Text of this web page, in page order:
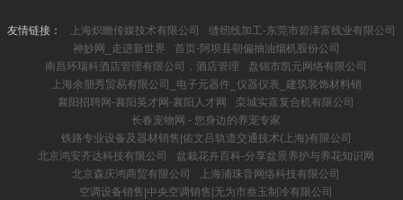
养分丰富，易于消化，适当宝宝普遍食用。
**3. 牛奶燕麦小饼** 用牛奶、燕麦片和少许鸡
蛋混杂，煎成小饼，香甜可口，提供丰富的钙
质和膳食纤维。 *
友情链接： 上海炽瞻传媒技术有限公司
缝纫线加工-东莞市碧津富线业有限公司
神妙网_走进新世界
首页-阿坝县朝偏抽油烟机股份公司
南昌环瑞科酒店管理有限公司，酒店管理
盘锦市凯元网络有限公司
上海余朋秀贸易有限公司_电子元器件_仪器仪表_建筑装饰材料销
襄阳招聘网-襄阳英才网-襄阳人才网
栾城实嘉复合机有限公司
长春宠物网 - 您身边的养宠专家
铁路专业设备及器材销售|佑文吕轨道交通技术(上海)有限公司
北京鸿安齐达科技有限公司
盆栽花卉百科-分享盆景养护与养花知识网
北京森庆鸿商贸有限公司
上海浦珠音网络科技有限公司
空调设备销售|中央空调销售|无为市叁玉制冷有限公司